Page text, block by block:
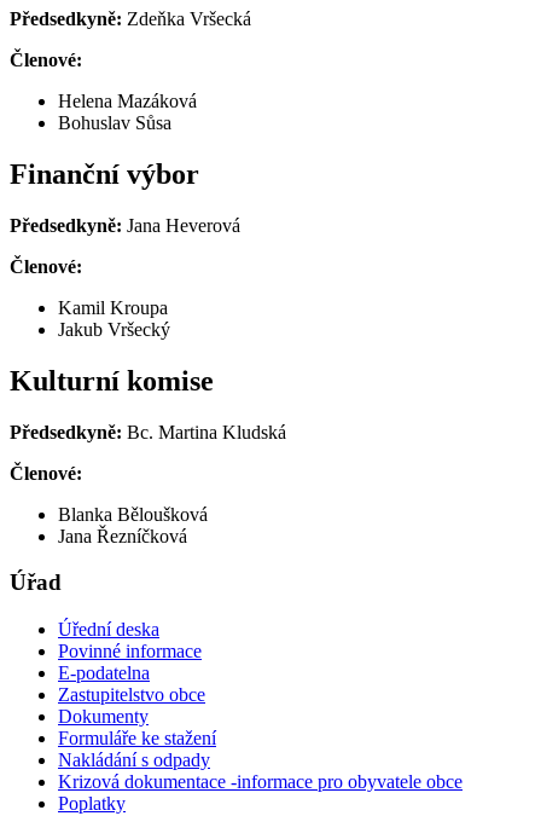
Předsedkyně: Zdeňka Vršecká
Členové:
Helena Mazáková
Bohuslav Sůsa
Finanční výbor
Předsedkyně: Jana Heverová
Členové:
Kamil Kroupa
Jakub Vršecký
Kulturní komise
Předsedkyně: Bc. Martina Kludská
Členové:
Blanka Běloušková
Jana Řezníčková
Úřad
Úřední deska
Povinné informace
E-podatelna
Zastupitelstvo obce
Dokumenty
Formuláře ke stažení
Nakládání s odpady
Krizová dokumentace -informace pro obyvatele obce
Poplatky